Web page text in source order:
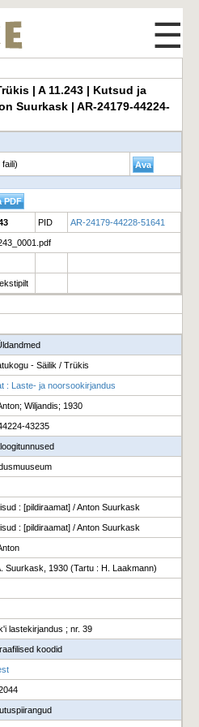
☰
| A 11.243 | Kutsud ja
Suurkask | AR-24179-44224-
faili)
PID AR-24179-44228-51641
- Säilik / Trükis
: Laste- ja noorsookirjandus
Wiljandis; 1930
43235
: [pildiraamat] / Anton Suurkask
: [pildiraamat] / Anton Suurkask
Suurkask, 1930 (Tartu : H. Laakmann)
lastekirjandus ; nr. 39
koodid